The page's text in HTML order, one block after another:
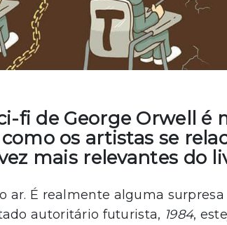
fi de George Orwell é
os artistas se
mais relevantes do
ar. É realmente alguma
autoritário futurista, 1984,